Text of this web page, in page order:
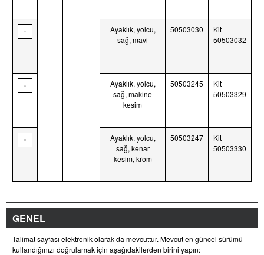
Ayaklık, yolcu,
sağ, mavi
50503030
Kit
50503032
Ayaklık, yolcu,
sağ, makine
kesim
50503245
Kit
50503329
Ayaklık, yolcu,
sağ, kenar
kesim, krom
50503247
Kit
50503330
GENEL
Talimat sayfası elektronik olarak da mevcuttur. Mevcut en güncel sürümü
kullandığınızı doğrulamak için aşağıdakilerden birini yapın: